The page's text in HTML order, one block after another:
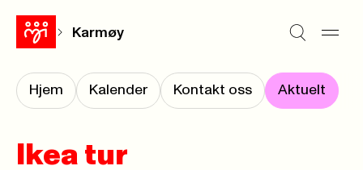
Karmøy
Hjem Kalender Kontakt oss Aktuelt
Ikea tur